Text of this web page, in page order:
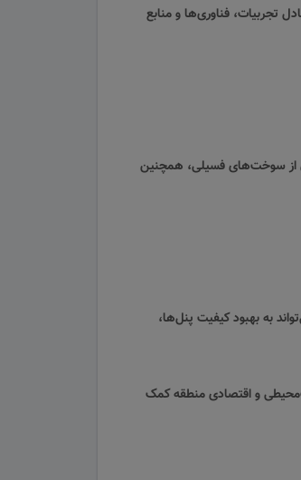
تجربیات، فناوری‌ها و منابع
از سوخت‌های فسیلی، همچنین
به بهبود کیفیت پنل‌ها،
و اقتصادی منطقه کمک